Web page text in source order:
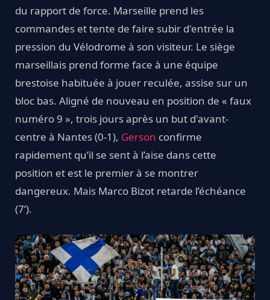
du rapport de force. Marseille prend les
commandes et tente de faire subir d'entrée la
pression du Vélodrome à son visiteur. Le siège
marseillais prend forme face à une équipe
brestoise habituée à jouer reculée, assise sur un
bloc bas. Aligné de nouveau en position de « faux
numéro 9 », trois jours après un but d'avant-
centre à Nantes (0-1), Gerson confirme
rapidement qu’il se sent à l’aise dans cette
position et est le premier à se montrer
dangereux. Mais Marco Bizot retarde l’échéance
(7’).